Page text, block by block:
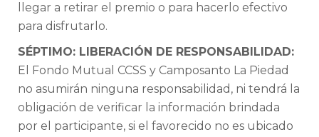
llegar a retirar el premio o para hacerlo efectivo
para disfrutarlo.
SÉPTIMO: LIBERACIÓN DE RESPONSABILIDAD:
El Fondo Mutual CCSS y Camposanto La Piedad
no asumirán ninguna responsabilidad, ni tendrá la
obligación de verificar la información brindada
por el participante, si el favorecido no es ubicado